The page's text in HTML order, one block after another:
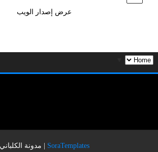
عرض إصدار الويب
SoraTemplates
| مدونة الكلباني